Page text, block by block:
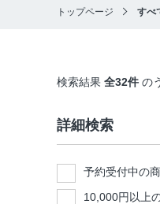
トップページ すべ
検索結果 全32件 の
詳細検索
予約受付中の
10,000円以上